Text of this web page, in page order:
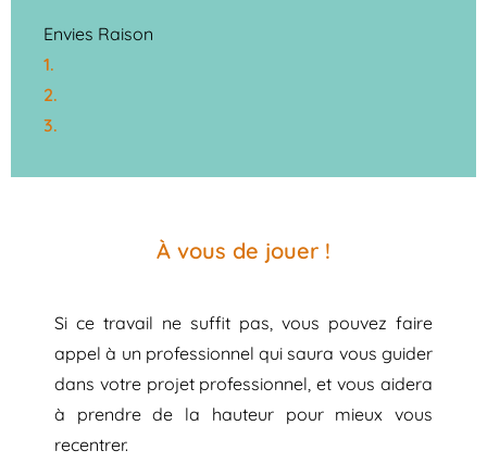
Envies Raison
1.
2.
3.
À vous de jouer !
Si ce travail ne suffit pas, vous pouvez faire
appel à un professionnel qui saura vous guider
dans votre projet professionnel, et vous aidera
à prendre de la hauteur pour mieux vous
recentrer.